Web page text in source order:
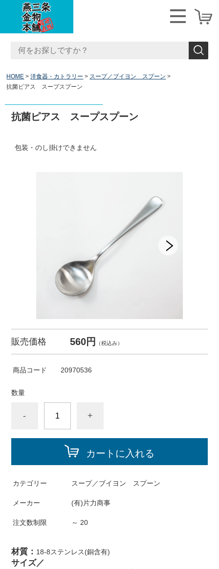
HOME 洋食器・カトラリー
スープ／ブイヨン スプーン
抗菌ピアス スープスプーン
抗菌ピアス スープスプーン
包装・のし掛けできません
販売価格 560円 （税込み）
商品コード 20970536
数量
- +
カートに入れる
カテゴリー スープ／ブイヨン スプーン
メーカー (有)片力商事
注文数制限 ～ 20
材質： 18-8ステンレス(銅含有)
サイズ／